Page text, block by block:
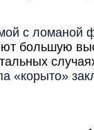
с ломаной
большую
«корыто»